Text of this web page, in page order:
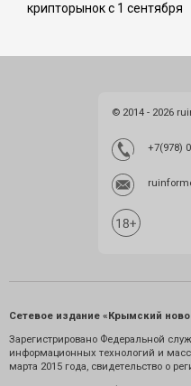
крипторынок с 1 сентября
© 2014 - 2026
+7(978)
Сетевое издание «Крымский
Зарегистрировано Федеральной
информационных технологий и
марта 2015 года, свидетельство о